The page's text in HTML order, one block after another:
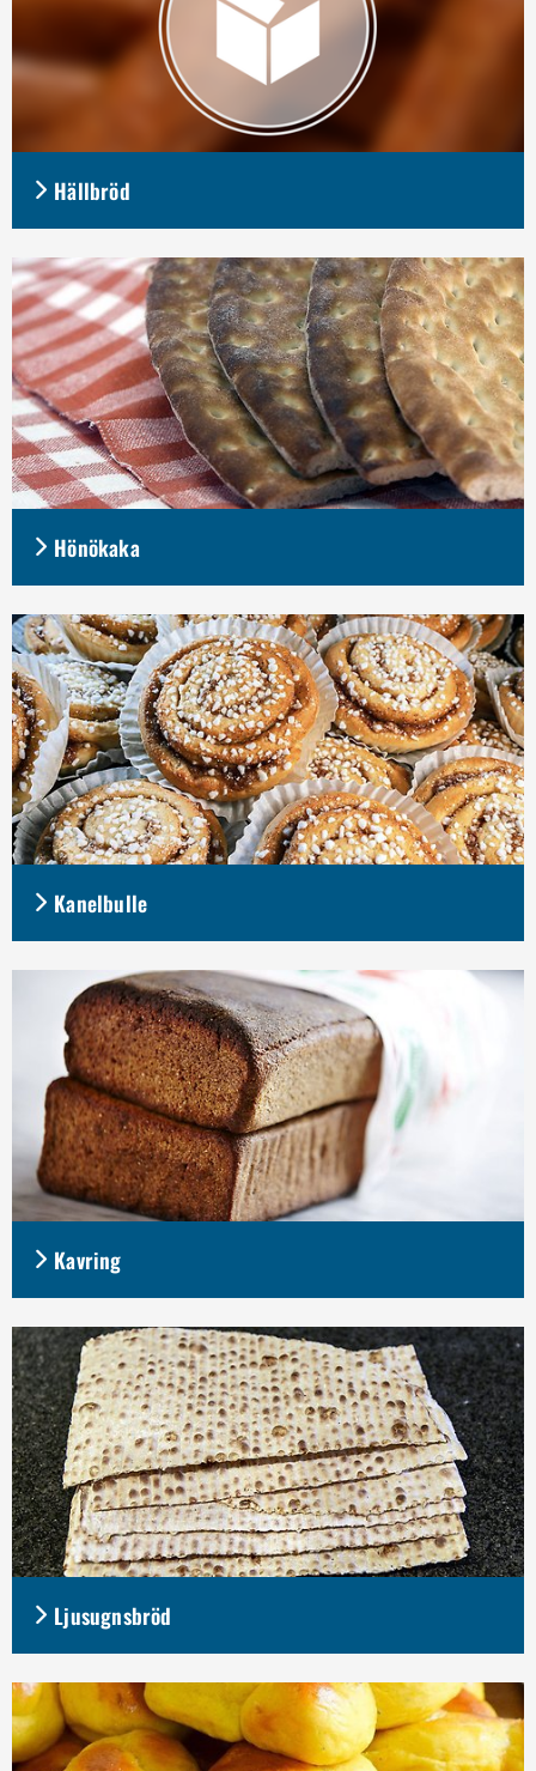
Hällbröd
Hönökaka
Kanelbulle
Kavring
Ljusugnsbröd